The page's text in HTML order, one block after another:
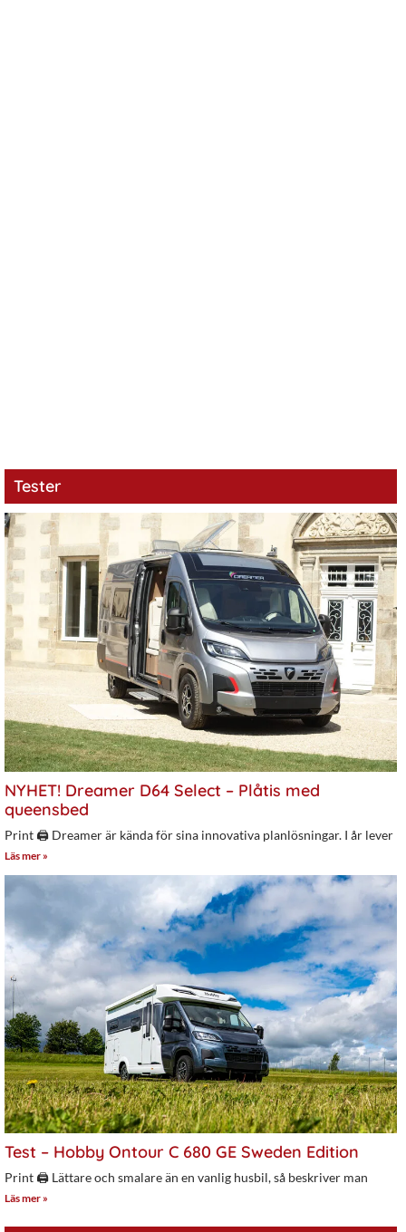
Tester
NYHET! Dreamer D64 Select – Plåtis med
queensbed
Print 🖨 Dreamer är kända för sina innovativa planlösningar. I år lever
Läs mer »
Test – Hobby Ontour C 680 GE Sweden Edition
Print 🖨 Lättare och smalare än en vanlig husbil, så beskriver man
Läs mer »